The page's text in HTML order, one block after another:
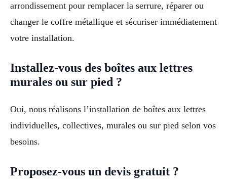
arrondissement pour remplacer la serrure, réparer ou
changer le coffre métallique et sécuriser immédiatement
votre installation.
Installez-vous des boîtes aux lettres
murales ou sur pied ?
Oui, nous réalisons l’installation de boîtes aux lettres
individuelles, collectives, murales ou sur pied selon vos
besoins.
Proposez-vous un devis gratuit ?